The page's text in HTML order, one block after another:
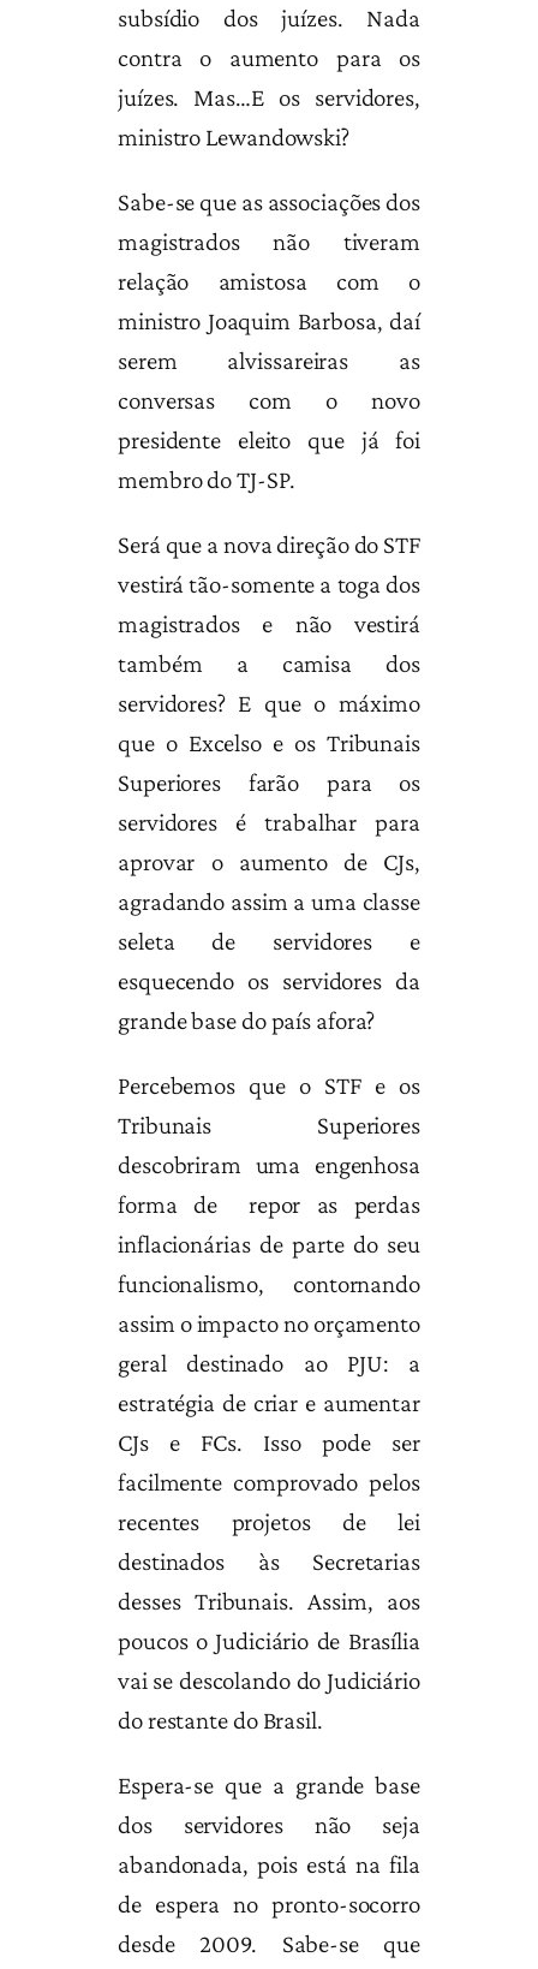
subsídio dos juízes. Nada
contra o aumento para os
juízes. Mas…E os servidores,
ministro Lewandowski?
Sabe-se que as associações dos
magistrados não tiveram
relação amistosa com o
ministro Joaquim Barbosa, daí
serem alvissareiras as
conversas com o novo
presidente eleito que já foi
membro do TJ-SP.
Será que a nova direção do STF
vestirá tão-somente a toga dos
magistrados e não vestirá
também a camisa dos
servidores? E que o máximo
que o Excelso e os Tribunais
Superiores farão para os
servidores é trabalhar para
aprovar o aumento de CJs,
agradando assim a uma classe
seleta de servidores e
esquecendo os servidores da
grande base do país afora?
Percebemos que o STF e os
Tribunais Superiores
descobriram uma engenhosa
forma de repor as perdas
inflacionárias de parte do seu
funcionalismo, contornando
assim o impacto no orçamento
geral destinado ao PJU: a
estratégia de criar e aumentar
CJs e FCs. Isso pode ser
facilmente comprovado pelos
recentes projetos de lei
destinados às Secretarias
desses Tribunais. Assim, aos
poucos o Judiciário de Brasília
vai se descolando do Judiciário
do restante do Brasil.
Espera-se que a grande base
dos servidores não seja
abandonada, pois está na fila
de espera no pronto-socorro
desde 2009. Sabe-se que